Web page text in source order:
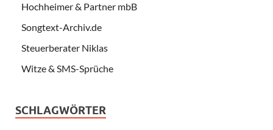
Hochheimer & Partner mbB
Songtext-Archiv.de
Steuerberater Niklas
Witze & SMS-Sprüche
SCHLAGWÖRTER